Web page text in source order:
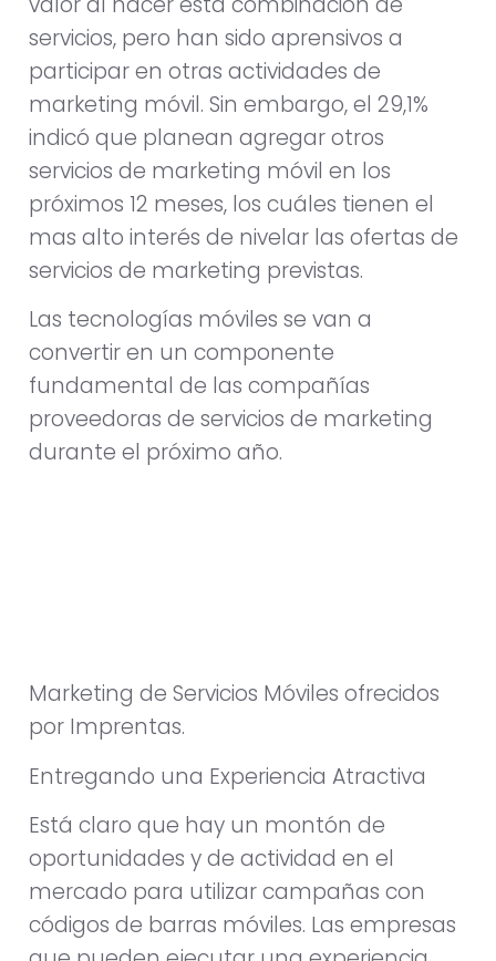
servicios, pero han sido aprensivos a
participar en otras actividades de
marketing móvil. Sin embargo, el 29,1%
indicó que planean agregar otros
servicios de marketing móvil en los
próximos 12 meses, los cuáles tienen el
mas alto interés de nivelar las ofertas de
servicios de marketing previstas.
Las tecnologías móviles se van a
convertir en un componente
fundamental de las compañías
proveedoras de servicios de marketing
durante el próximo año.
Marketing de Servicios Móviles ofrecidos
por Imprentas.
Entregando una Experiencia Atractiva
Está claro que hay un montón de
oportunidades y de actividad en el
mercado para utilizar campañas con
códigos de barras móviles. Las empresas